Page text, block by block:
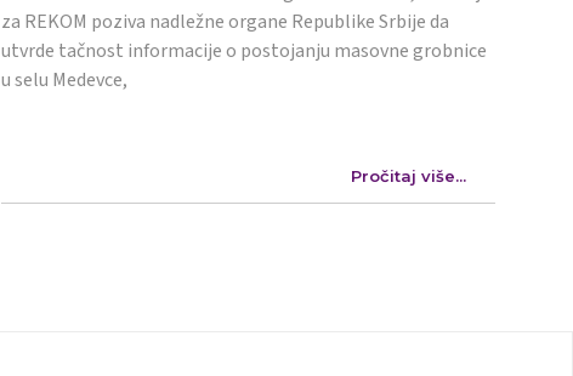
za REKOM poziva nadležne organe Republike Srbije da
utvrde tačnost informacije o postojanju masovne grobnice
u selu Medevce,
Pročitaj više...